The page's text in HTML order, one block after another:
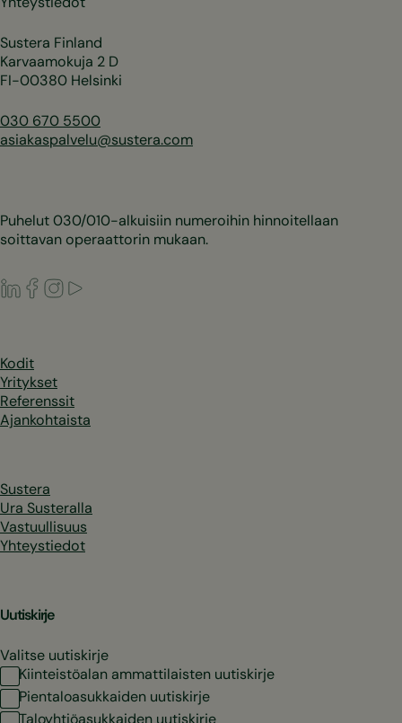
Sustera Finland
Karvaamokuja 2 D
FI-00380 Helsinki
030 670 5500
asiakaspalvelu@sustera.com
Puhelut 030/010-alkuisiin numeroihin hinnoitellaan
soittavan operaattorin mukaan.
LinkedIn
Facebook
Instagram
Kodit
Yritykset
Referenssit
Ajankohtaista
Sustera
Ura Susteralla
Vastuullisuus
Yhteystiedot
Uutiskirje
Valitse uutiskirje
Kiinteistöalan ammattilaisten uutiskirje
Pientaloasukkaiden uutiskirje
Taloyhtiöasukkaiden uutiskirje